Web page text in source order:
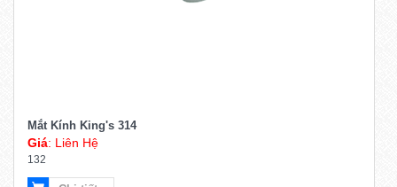
Mắt Kính King's 314
Giá: Liên Hệ
132